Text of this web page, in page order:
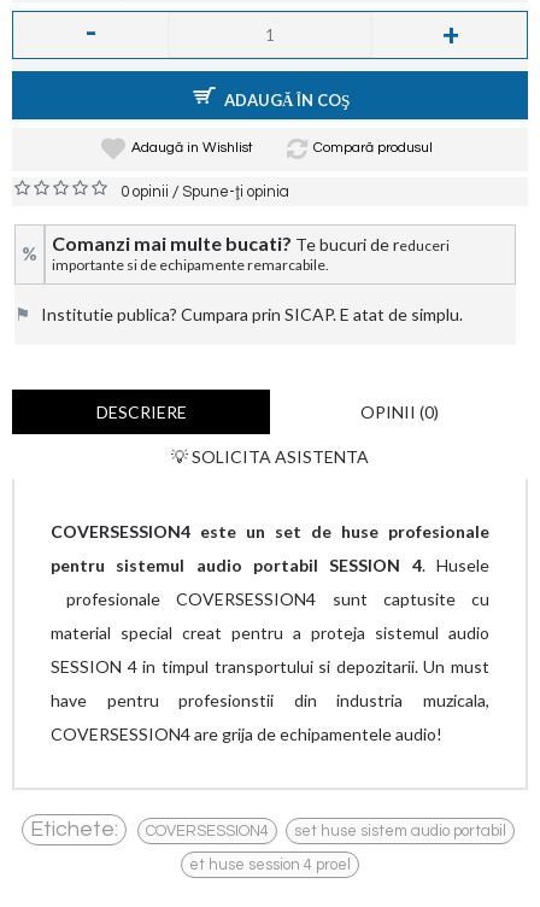
- +
ADAUGĂ ÎN COŞ
Adaugă in Wishlist Compară produsul
0 opinii /Spune-ţi opinia
% Comanzi mai multe bucati? Te bucuri de reduceri
importante si de echipamente remarcabile.
⚑ Institutie publica? Cumpara prin SICAP. E atat de simplu.
DESCRIERE OPINII (0)
💡 SOLICITA ASISTENTA
COVERSESSION4 este un set de huse profesionale
pentru sistemul audio portabil SESSION 4. Husele
profesionale COVERSESSION4 sunt captusite cu
material special creat pentru a proteja sistemul audio
SESSION 4 in timpul transportului si depozitarii. Un must
have pentru profesionstii din industria muzicala,
COVERSESSION4 are grija de echipamentele audio!
Etichete: COVERSESSION4 set huse sistem audio portabil
et huse session 4 proel